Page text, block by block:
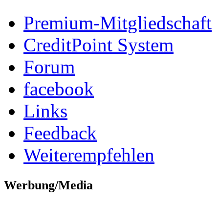
Premium-Mitgliedschaft
CreditPoint System
Forum
facebook
Links
Feedback
Weiterempfehlen
Werbung/Media